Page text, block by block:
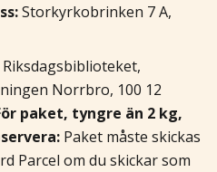
Storkyrkobrinken 7 A,
Riksdagsbiblioteket,
Norrbro, 100 12
paket, tyngre än 2 kg,
Paket måste skickas
Parcel om du skickar som